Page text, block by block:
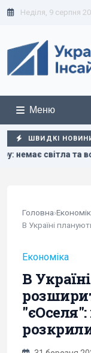
Неділя, 9 серпня
Меню
ШВИДКІ
води, багато
Головна›
Економіка
В